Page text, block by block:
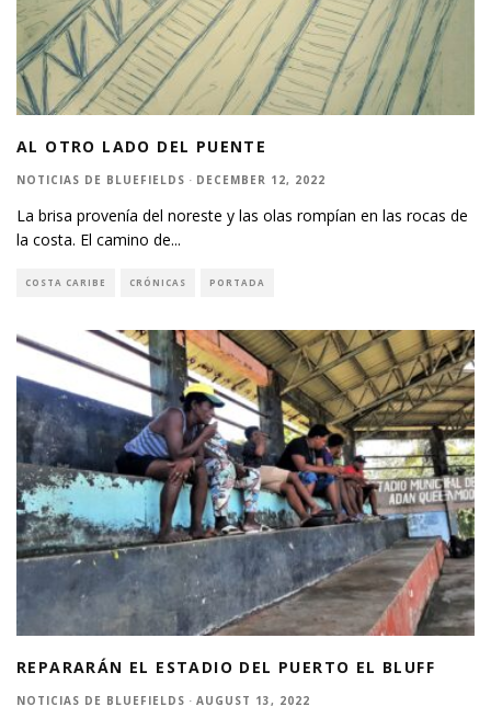
AL OTRO LADO DEL PUENTE
NOTICIAS DE BLUEFIELDS · DECEMBER 12, 2022
La brisa provenía del noreste y las olas rompían en las rocas de
la costa. El camino de...
COSTA CARIBE CRÓNICAS PORTADA
REPARARÁN EL ESTADIO DEL PUERTO EL BLUFF
NOTICIAS DE BLUEFIELDS · AUGUST 13, 2022